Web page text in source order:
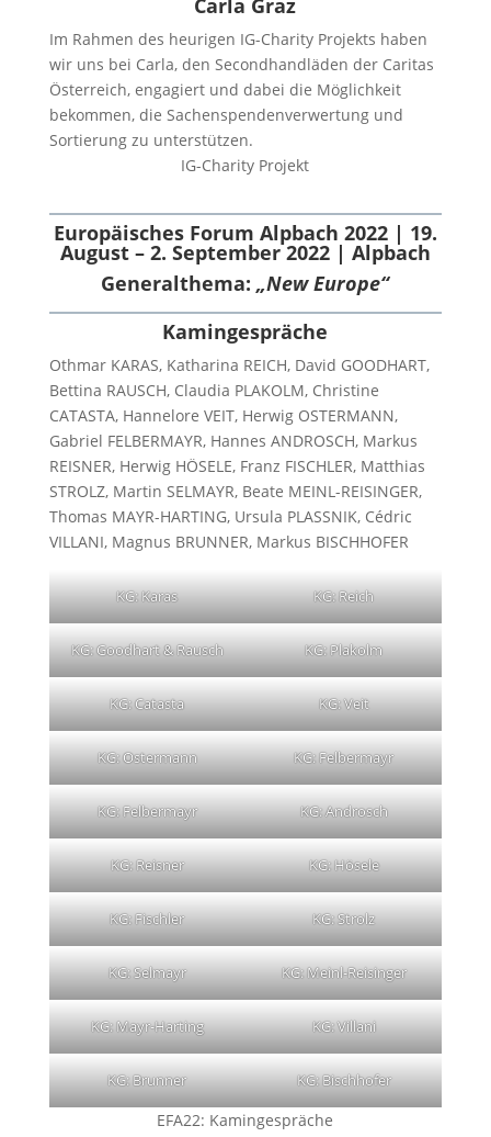
Carla Graz
Im Rahmen des heurigen IG-Charity Projekts haben
wir uns bei Carla, den Secondhandläden der Caritas
Österreich, engagiert und dabei die Möglichkeit
bekommen, die Sachenspendenverwertung und
Sortierung zu unterstützen.
IG-Charity Projekt
Europäisches Forum Alpbach 2022 | 19.
August – 2. September 2022 | Alpbach
Generalthema:„New Europe“
Kamingespräche
Othmar KARAS, Katharina REICH, David GOODHART,
Bettina RAUSCH, Claudia PLAKOLM, Christine
CATASTA, Hannelore VEIT, Herwig OSTERMANN,
Gabriel FELBERMAYR, Hannes ANDROSCH, Markus
REISNER, Herwig HÖSELE, Franz FISCHLER, Matthias
STROLZ, Martin SELMAYR, Beate MEINL-REISINGER,
Thomas MAYR-HARTING, Ursula PLASSNIK, Cédric
VILLANI, Magnus BRUNNER, Markus BISCHHOFER
KG: Karas KG: Reich
KG: Goodhart & Rausch KG: Plakolm
KG: Catasta KG: Veit
KG: Ostermann KG: Felbermayr
KG: Felbermayr KG: Androsch
KG: Reisner KG: Hösele
KG: Fischler KG: Strolz
KG: Selmayr KG: Meinl-Reisinger
KG: Mayr-Harting KG: Villani
KG: Brunner KG: Bischhofer
EFA22: Kamingespräche